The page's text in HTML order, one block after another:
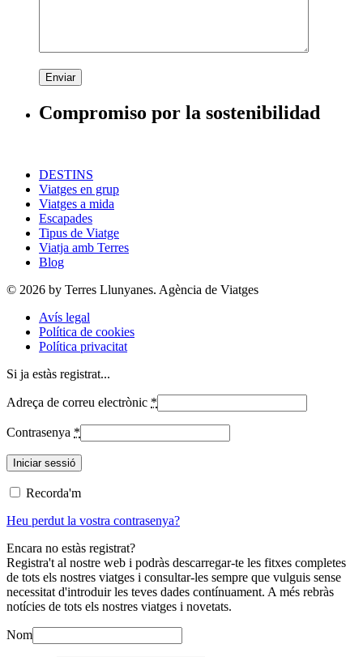
Enviar
Compromiso por la sostenibilidad
DESTINS
Viatges en grup
Viatges a mida
Escapades
Tipus de Viatge
Viatja amb Terres
Blog
© 2026 by Terres Llunyanes. Agència de Viatges
Avís legal
Política de cookies
Política privacitat
Si ja estàs registrat...
Adreça de correu electrònic *
Contrasenya *
Recorda'm
Heu perdut la vostra contrasenya?
Encara no estàs registrat?
Registra't al nostre web i podràs descarregar-te les fitxes completes
de tots els nostres viatges i consultar-les sempre que vulguis sense
necessitat d'introduir les teves dades contínuament. A més rebràs
notícies de tots els nostres viatges i novetats.
Nom